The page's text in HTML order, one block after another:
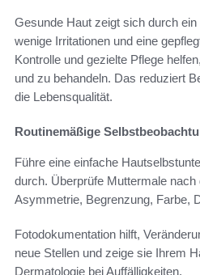
Gesunde Haut zeigt sich durch
wenige Irritationen und eine
Kontrolle und gezielte Pflege
und zu behandeln. Das reduziert
die Lebensqualität.
Routinemäßige
Führe eine einfache
durch. Überprüfe Muttermale nach
Asymmetrie, Begrenzung, Farbe,
Fotodokumentation hilft,
neue Stellen und zeige sie Ihrem
Dermatologie bei Auffälligkeiten.